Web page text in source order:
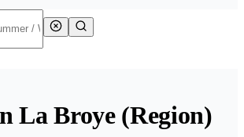
La Broye (Region)